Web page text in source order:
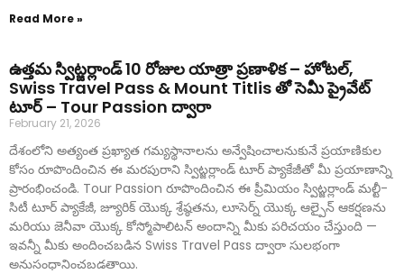
Read More »
ఉత్తమ స్విట్జర్లాండ్ 10 రోజుల యాత్రా ప్రణాళిక – హోటల్,
Swiss Travel Pass & Mount Titlis తో సెమీ ప్రైవేట్
టూర్ – Tour Passion ద్వారా
February 21, 2026
దేశంలోని అత్యంత ప్రఖ్యాత గమ్యస్థానాలను అన్వేషించాలనుకునే ప్రయాణికుల
కోసం రూపొందించిన ఈ మరపురాని స్విట్జర్లాండ్ టూర్ ప్యాకేజీతో మీ ప్రయాణాన్ని
ప్రారంభించండి. Tour Passion రూపొందించిన ఈ ప్రీమియం స్విట్జర్లాండ్ మల్టీ-
సిటీ టూర్ ప్యాకేజీ, జ్యూరిక్ యొక్క శ్రేష్ఠతను, లూసెర్న్ యొక్క ఆల్పైన్ ఆకర్షణను
మరియు జెనీవా యొక్క కోస్మోపాలిటన్ అందాన్ని మీకు పరిచయం చేస్తుంది —
ఇవన్నీ మీకు అందించబడిన Swiss Travel Pass ద్వారా సులభంగా
అనుసంధానించబడతాయి.